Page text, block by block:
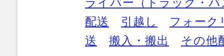
配送
引越し
フォーク
送
搬入・搬出 その他